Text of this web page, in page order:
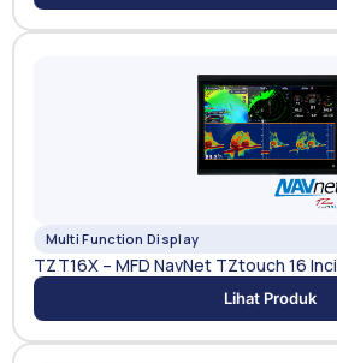
Multi Function Display
TZT16X – MFD NavNet TZtouch 16 Inci
Lihat Produk